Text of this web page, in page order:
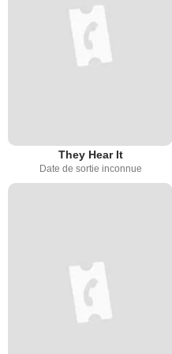
They Hear It
Date de sortie inconnue